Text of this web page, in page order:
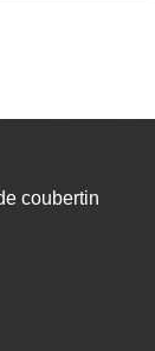
coubertin